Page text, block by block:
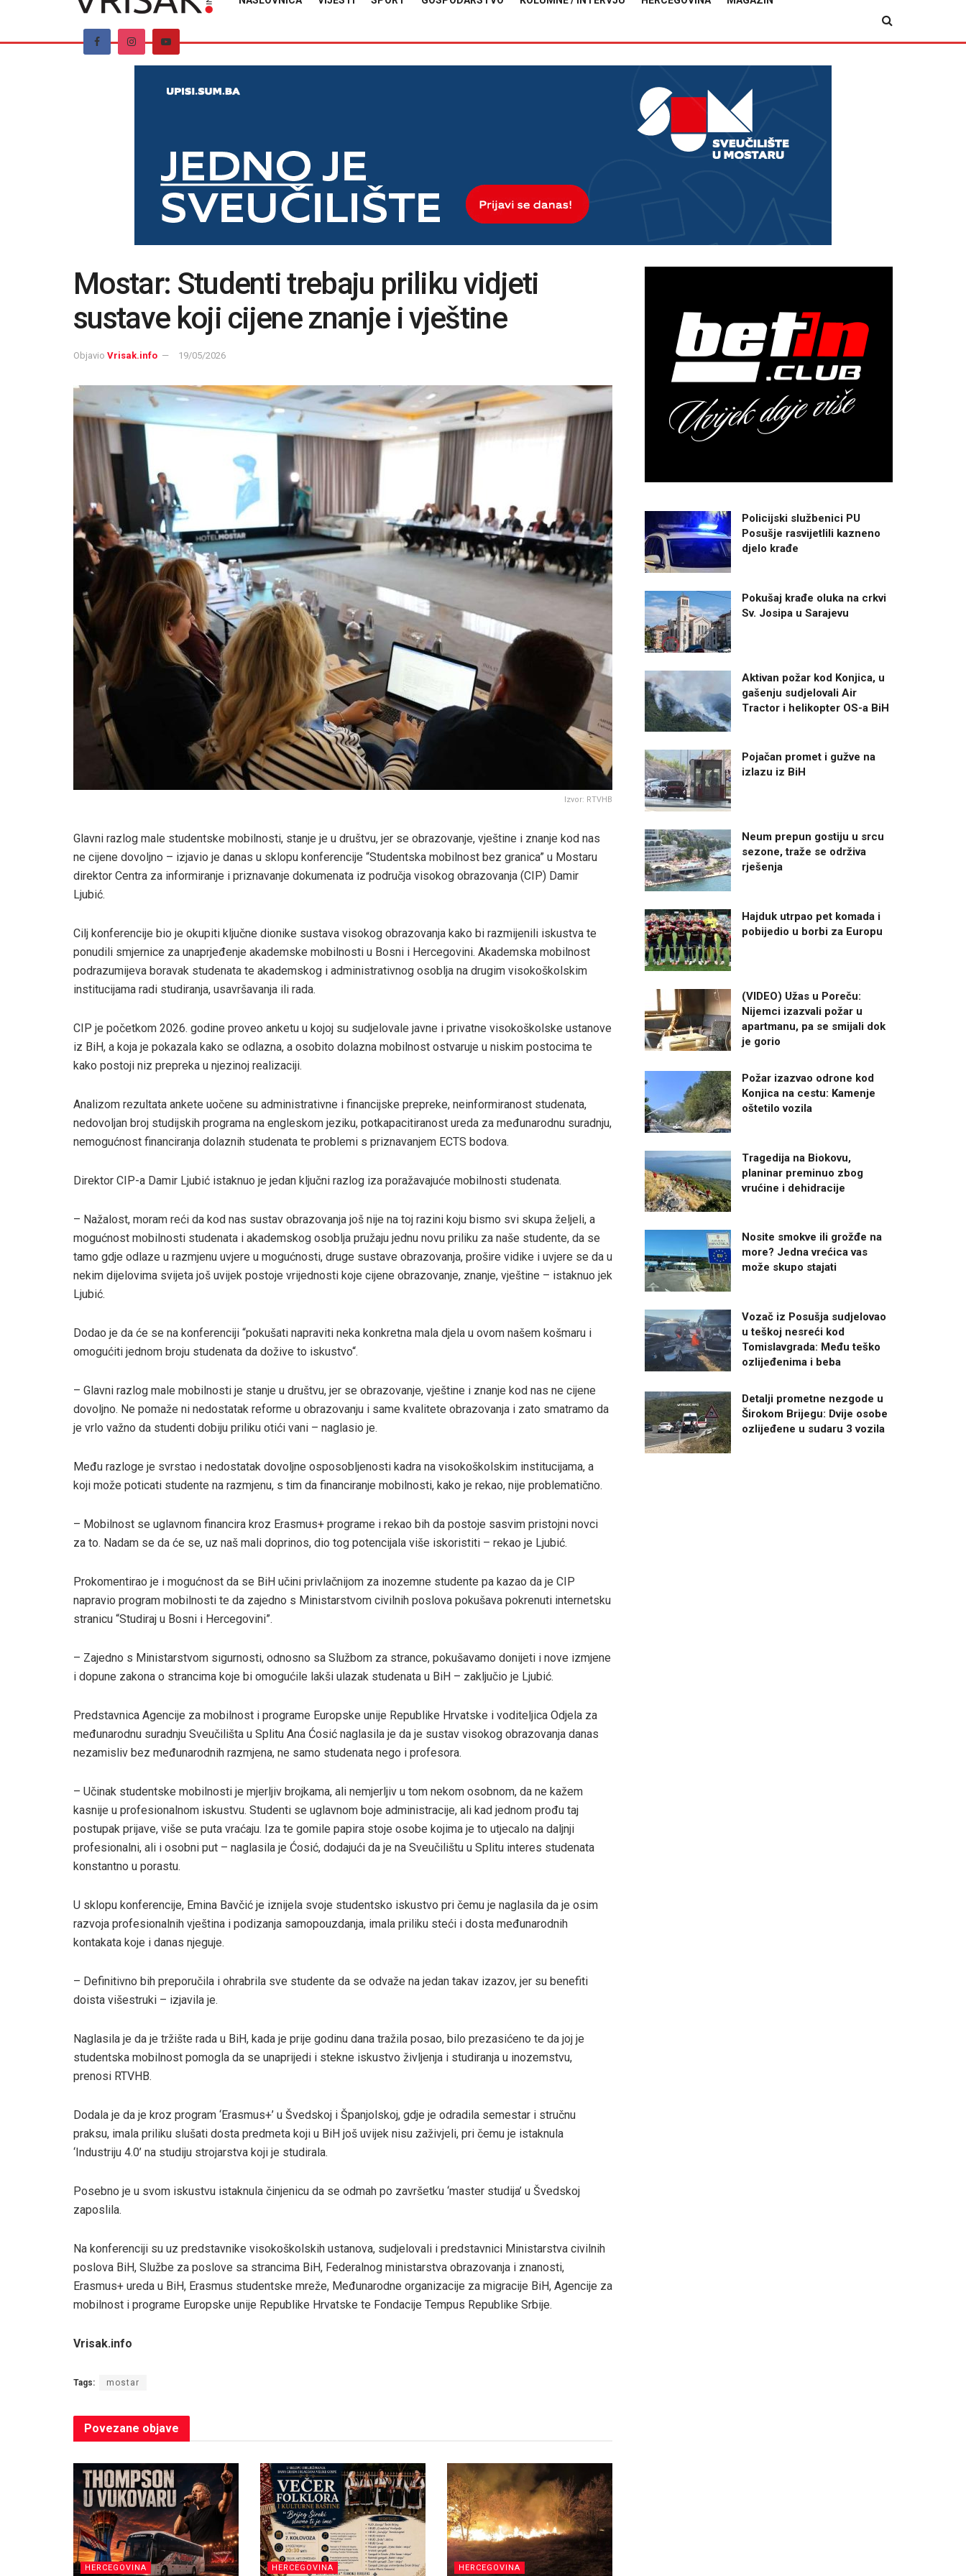
Mostar: Studenti trebaju priliku vidjeti
sustave koji cijene znanje i vještine
Objavio Vrisak.info 19/05/2026
Izvor: RTVHB
Glavni razlog male studentske mobilnosti, stanje je u društvu, jer se obrazovanje, vještine i znanje kod nas
ne cijene dovoljno – izjavio je danas u sklopu konferencije “Studentska mobilnost bez granica” u Mostaru
direktor Centra za informiranje i priznavanje dokumenata iz područja visokog obrazovanja (CIP) Damir
Ljubić.
Cilj konferencije bio je okupiti ključne dionike sustava visokog obrazovanja kako bi razmijenili iskustva te
ponudili smjernice za unaprjeđenje akademske mobilnosti u Bosni i Hercegovini. Akademska mobilnost
podrazumijeva boravak studenata te akademskog i administrativnog osoblja na drugim visokoškolskim
institucijama radi studiranja, usavršavanja ili rada.
CIP je početkom 2026. godine proveo anketu u kojoj su sudjelovale javne i privatne visokoškolske ustanove
iz BiH, a koja je pokazala kako se odlazna, a osobito dolazna mobilnost ostvaruje u niskim postocima te
kako postoji niz prepreka u njezinoj realizaciji.
Analizom rezultata ankete uočene su administrativne i financijske prepreke, neinformiranost studenata,
nedovoljan broj studijskih programa na engleskom jeziku, potkapacitiranost ureda za međunarodnu suradnju,
nemogućnost financiranja dolaznih studenata te problemi s priznavanjem ECTS bodova.
Direktor CIP-a Damir Ljubić istaknuo je jedan ključni razlog iza poražavajuće mobilnosti studenata.
– Nažalost, moram reći da kod nas sustav obrazovanja još nije na toj razini koju bismo svi skupa željeli, a
mogućnost mobilnosti studenata i akademskog osoblja pružaju jednu novu priliku za naše studente, da se
tamo gdje odlaze u razmjenu uvjere u mogućnosti, druge sustave obrazovanja, prošire vidike i uvjere se da u
nekim dijelovima svijeta još uvijek postoje vrijednosti koje cijene obrazovanje, znanje, vještine – istaknuo jek
Ljubić.
Dodao je da će se na konferenciji “pokušati napraviti neka konkretna mala djela u ovom našem košmaru i
omogućiti jednom broju studenata da dožive to iskustvo“.
– Glavni razlog male mobilnosti je stanje u društvu, jer se obrazovanje, vještine i znanje kod nas ne cijene
dovoljno. Ne pomaže ni nedostatak reforme u obrazovanju i same kvalitete obrazovanja i zato smatramo da
je vrlo važno da studenti dobiju priliku otići vani – naglasio je.
Među razloge je svrstao i nedostatak dovoljne osposobljenosti kadra na visokoškolskim institucijama, a
koji može poticati studente na razmjenu, s tim da financiranje mobilnosti, kako je rekao, nije problematično.
– Mobilnost se uglavnom financira kroz Erasmus+ programe i rekao bih da postoje sasvim pristojni novci
za to. Nadam se da će se, uz naš mali doprinos, dio tog potencijala više iskoristiti – rekao je Ljubić.
Prokomentirao je i mogućnost da se BiH učini privlačnijom za inozemne studente pa kazao da je CIP
napravio program mobilnosti te da zajedno s Ministarstvom civilnih poslova pokušava pokrenuti internetsku
stranicu “Studiraj u Bosni i Hercegovini”.
– Zajedno s Ministarstvom sigurnosti, odnosno sa Službom za strance, pokušavamo donijeti i nove izmjene
i dopune zakona o strancima koje bi omogućile lakši ulazak studenata u BiH – zaključio je Ljubić.
Predstavnica Agencije za mobilnost i programe Europske unije Republike Hrvatske i voditeljica Odjela za
međunarodnu suradnju Sveučilišta u Splitu Ana Ćosić naglasila je da je sustav visokog obrazovanja danas
nezamisliv bez međunarodnih razmjena, ne samo studenata nego i profesora.
– Učinak studentske mobilnosti je mjerljiv brojkama, ali nemjerljiv u tom nekom osobnom, da ne kažem
kasnije u profesionalnom iskustvu. Studenti se uglavnom boje administracije, ali kad jednom prođu taj
postupak prijave, više se puta vraćaju. Iza te gomile papira stoje osobe kojima je to utjecalo na daljnji
profesionalni, ali i osobni put – naglasila je Ćosić, dodajući da je na Sveučilištu u Splitu interes studenata
konstantno u porastu.
U sklopu konferencije, Emina Bavčić je iznijela svoje studentsko iskustvo pri čemu je naglasila da je osim
razvoja profesionalnih vještina i podizanja samopouzdanja, imala priliku steći i dosta međunarodnih
kontakata koje i danas njeguje.
– Definitivno bih preporučila i ohrabrila sve studente da se odvaže na jedan takav izazov, jer su benefiti
doista višestruki – izjavila je.
Naglasila je da je tržište rada u BiH, kada je prije godinu dana tražila posao, bilo prezasićeno te da joj je
studentska mobilnost pomogla da se unaprijedi i stekne iskustvo življenja i studiranja u inozemstvu,
prenosi RTVHB.
Dodala je da je kroz program ‘Erasmus+’ u Švedskoj i Španjolskoj, gdje je odradila semestar i stručnu
praksu, imala priliku slušati dosta predmeta koji u BiH još uvijek nisu zaživjeli, pri čemu je istaknula
‘Industriju 4.0’ na studiju strojarstva koji je studirala.
Posebno je u svom iskustvu istaknula činjenicu da se odmah po završetku ‘master studija’ u Švedskoj
zaposlila.
Na konferenciji su uz predstavnike visokoškolskih ustanova, sudjelovali i predstavnici Ministarstva civilnih
poslova BiH, Službe za poslove sa strancima BiH, Federalnog ministarstva obrazovanja i znanosti,
Erasmus+ ureda u BiH, Erasmus studentske mreže, Međunarodne organizacije za migracije BiH, Agencije za
mobilnost i programe Europske unije Republike Hrvatske te Fondacije Tempus Republike Srbije.
Vrisak.info
Tags: mostar
Povezane objave
HERCEGOVINA HERCEGOVINA HERCEGOVINA
Policijski službenici PU
Posušje rasvijetlili kazneno
djelo krađe
Pokušaj krađe oluka na crkvi
Sv. Josipa u Sarajevu
Aktivan požar kod Konjica, u
gašenju sudjelovali Air
Tractor i helikopter OS-a BiH
Pojačan promet i gužve na
izlazu iz BiH
Neum prepun gostiju u srcu
sezone, traže se održiva
rješenja
Hajduk utrpao pet komada i
pobijedio u borbi za Europu
(VIDEO) Užas u Poreču:
Nijemci izazvali požar u
apartmanu, pa se smijali dok
je gorio
Požar izazvao odrone kod
Konjica na cestu: Kamenje
oštetilo vozila
Tragedija na Biokovu,
planinar preminuo zbog
vrućine i dehidracije
Nosite smokve ili grožđe na
more? Jedna vrećica vas
može skupo stajati
Vozač iz Posušja sudjelovao
u teškoj nesreći kod
Tomislavgrada: Među teško
ozlijeđenima i beba
Detalji prometne nezgode u
Širokom Brijegu: Dvije osobe
ozlijeđene u sudaru 3 vozila